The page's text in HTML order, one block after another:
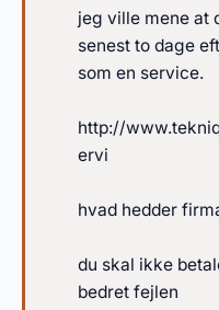
jeg ville mene at
senest to dage
som en service.
http://
ervi
hvad hedder
du skal ikke
bedret fejlen